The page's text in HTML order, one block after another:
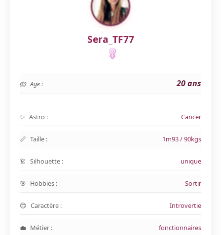
Sera_TF77
Age : 20 ans
Astro : Cancer
Taille : 1m93 / 90kgs
Silhouette : unique
Hobbies : Sortir
Caractère : Introvertie
Métier : fonctionnaires